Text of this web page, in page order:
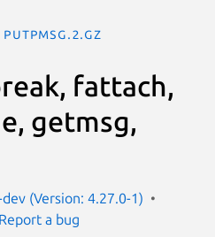
putpmsg.2.gz
fattach,
getmsg,
(Version: 4.27.0-1)
Report a bug